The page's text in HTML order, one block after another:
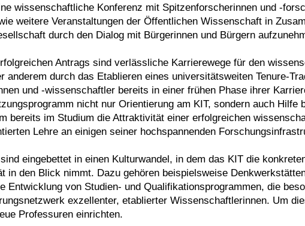
wissenschaftliche Konferenz mit Spitzenforscherinnen und -
weitere Veranstaltungen der Öffentlichen Wissenschaft in
durch den Dialog mit Bürgerinnen und Bürgern
Antrags sind verlässliche Karrierewege für den
anderem durch das Etablieren eines universitätsweiten Tenure-
und -wissenschaftler bereits in einer frühen Phase ihrer
nicht nur Orientierung am KIT, sondern auch Hilfe
bereits im Studium die Attraktivität einer erfolgreichen
Lehre an einigen seiner hochspannenden
eingebettet in einen Kulturwandel, in dem das KIT die
in den Blick nimmt. Dazu gehören beispielsweise
Entwicklung von Studien- und Qualifikationsprogrammen, die
exzellenter, etablierter Wissenschaftlerinnen. Um
Professuren einrichten.